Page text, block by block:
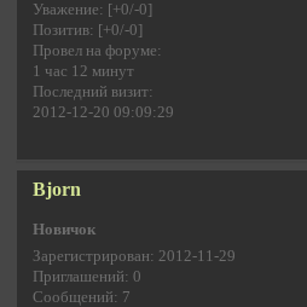
Уважение: [+0/-0]
Позитив: [+0/-0]
Провел на форуме:
1 час 12 минут
Последний визит:
2012-12-20 09:09:29
Bjorn
Новичок
Зарегистрирован: 2012-11-29
Приглашений: 0
Сообщений: 7